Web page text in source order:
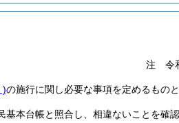
注 令
)の施行に関し必要な事項を定めるものと
本台帳と照合し、相違ないことを確